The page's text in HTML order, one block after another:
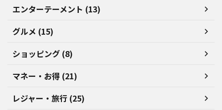
エンターテーメント (13)
グルメ (15)
ショッピング (8)
マネー・お得 (21)
レジャー・旅行 (25)